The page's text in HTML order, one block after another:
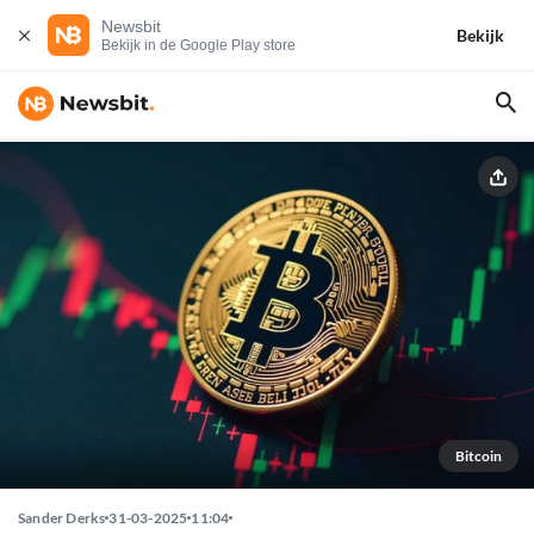
Newsbit
Bekijk in de Google Play store
Bekijk
Bitcoin
Sander Derks 31-03-2025 11:04